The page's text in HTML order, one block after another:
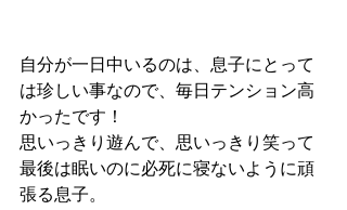
自分が一日中いるのは、息子にとって
は珍しい事なので、毎日テンション高
かったです！
思いっきり遊んで、思いっきり笑って
最後は眠いのに必死に寝ないように頑
張る息子。